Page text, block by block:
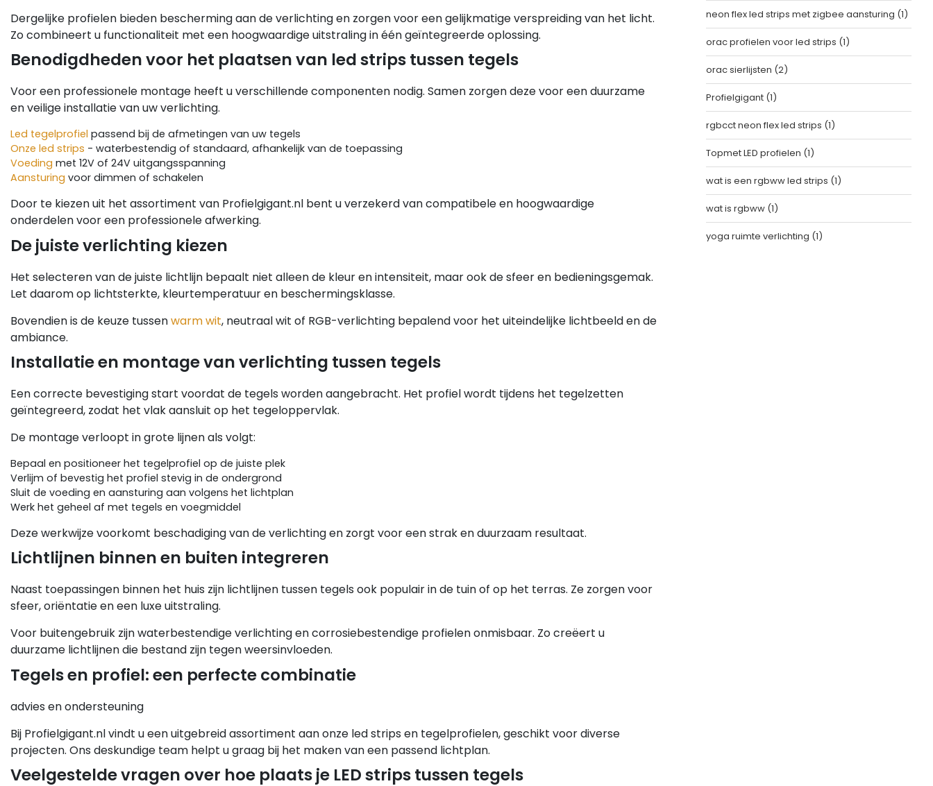
Dergelijke profielen bieden bescherming aan de verlichting en zorgen voor een gelijkmatige verspreiding van het licht.
Zo combineert u functionaliteit met een hoogwaardige uitstraling in één geïntegreerde oplossing.
Benodigdheden voor het plaatsen van led strips tussen tegels
Voor een professionele montage heeft u verschillende componenten nodig. Samen zorgen deze voor een duurzame
en veilige installatie van uw verlichting.
Led tegelprofiel passend bij de afmetingen van uw tegels
Onze led strips - waterbestendig of standaard, afhankelijk van de toepassing
Voeding met 12V of 24V uitgangsspanning
Aansturing voor dimmen of schakelen
Door te kiezen uit het assortiment van Profielgigant.nl bent u verzekerd van compatibele en hoogwaardige
onderdelen voor een professionele afwerking.
De juiste verlichting kiezen
Het selecteren van de juiste lichtlijn bepaalt niet alleen de kleur en intensiteit, maar ook de sfeer en bedieningsgemak.
Let daarom op lichtsterkte, kleurtemperatuur en beschermingsklasse.
Bovendien is de keuze tussenwarm wit, neutraal wit of RGB-verlichting bepalend voor het uiteindelijke lichtbeeld en de
ambiance.
Installatie en montage van verlichting tussen tegels
Een correcte bevestiging start voordat de tegels worden aangebracht. Het profiel wordt tijdens het tegelzetten
geïntegreerd, zodat het vlak aansluit op het tegeloppervlak.
De montage verloopt in grote lijnen als volgt:
Bepaal en positioneer het tegelprofiel op de juiste plek
Verlijm of bevestig het profiel stevig in de ondergrond
Sluit de voeding en aansturing aan volgens het lichtplan
Werk het geheel af met tegels en voegmiddel
Deze werkwijze voorkomt beschadiging van de verlichting en zorgt voor een strak en duurzaam resultaat.
Lichtlijnen binnen en buiten integreren
Naast toepassingen binnen het huis zijn lichtlijnen tussen tegels ook populair in de tuin of op het terras. Ze zorgen voor
sfeer, oriëntatie en een luxe uitstraling.
Voor buitengebruik zijn waterbestendige verlichting en corrosiebestendige profielen onmisbaar. Zo creëert u
duurzame lichtlijnen die bestand zijn tegen weersinvloeden.
Tegels en profiel: een perfecte combinatie
advies en ondersteuning
Bij Profielgigant.nl vindt u een uitgebreid assortiment aan onze led strips en tegelprofielen, geschikt voor diverse
projecten. Ons deskundige team helpt u graag bij het maken van een passend lichtplan.
Veelgestelde vragen over hoe plaats je LED strips tussen tegels
neon flex led strips met zigbee aansturing (1)
orac profielen voor led strips (1)
orac sierlijsten (2)
Profielgigant (1)
rgbcct neon flex led strips (1)
Topmet LED profielen (1)
wat is een rgbww led strips (1)
wat is rgbww (1)
yoga ruimte verlichting (1)